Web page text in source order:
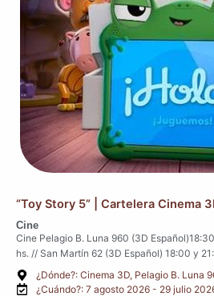
“Toy Story 5” | Cartelera Cinema
Cine
Cine Pelagio B. Luna 960 (3D
hs. // San Martín 62 (3D Español) 18:00 y
¿Dónde?: Cinema 3D, Pelagio B. Luna
¿Cuándo?: 7 agosto 2026 - 29 julio